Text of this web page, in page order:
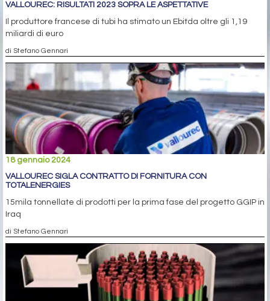
VALLOUREC: RISULTATI 2023 SOPRA LE ASPETTATIVE
Il produttore francese di tubi ha stimato un Ebitda oltre gli 1,19
miliardi di euro
di Stefano Gennari
18 gennaio 2024
VALLOUREC SIGLA CONTRATTO DI FORNITURA CON
TOTALENERGIES
15mila tonnellate di prodotti per la prima fase del progetto GGIP in
Iraq
di Stefano Gennari